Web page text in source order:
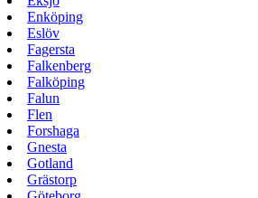
Enköping
Eslöv
Fagersta
Falkenberg
Falköping
Falun
Flen
Forshaga
Gnesta
Gotland
Grästorp